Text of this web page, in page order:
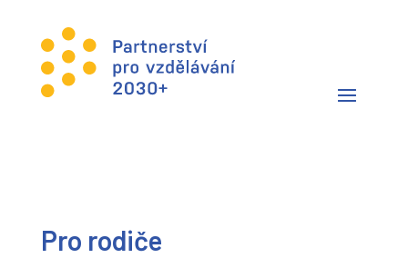
Pro rodiče